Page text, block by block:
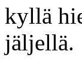
kyllä
jäljellä.